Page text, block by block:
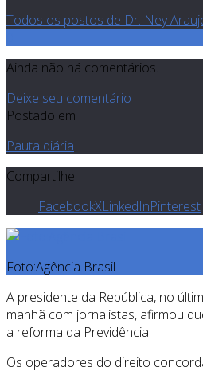
Todos os postos de Dr. Ney
Ainda não há comentários.
Deixe seu comentário
Postado em
Pauta diária
Compartilhe
FacebookXLinkedInPinterest
Foto:Agência Brasil
A presidente da República, no
manhã com jornalistas, afirmou
a reforma da Previdência.
Os operadores do direito